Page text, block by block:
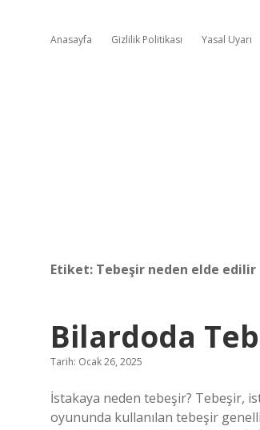
Anasayfa Gizlilik Politikası Yasal Uyarı
Etiket: Tebeşir neden elde edilir
Bilardoda
Tarih: Ocak 26, 2025
İstakaya neden tebeşir? Tebeşir,
oyununda kullanılan tebeşir